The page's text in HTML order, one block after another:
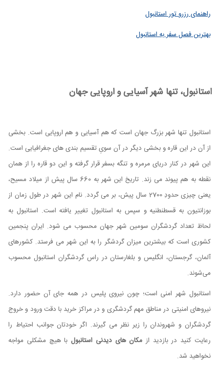
راهنمای رزرو تور استانبول
بهترین فصل سفر به استانبول
استانبول، تنها شهر آسیایی و اروپایی جهان
استانبول تنها شهر بزرگ جهان است که هم آسیایی و هم اروپایی است. بخشی
از آن در این قاره و بخشی دیگر در آن سویِ تقسیم بندی های جغرافیایی است.
این شهر در کنار دریای مرمره و تنگه بسفر قرار گرفته و این دو قاره را از همان
نقطه به هم پیوند می زند. تاریخ این شهر به 660 سال پیش از میلاد مسیح،
یعنی چیزی حدودِ 2700 سال پیش، بر می گردد. نام این شهر در طول زمان از
بوزانتیون به قسطنطنیه و سپس به استانبول تغییر یافته است. استانبول به
لحاظ تعداد گردشگران سومین شهر جهان محسوب می شود. ایران پنجمین
کشوری است که بیشترین میزان گردشگر را به این شهر می فرستد. کشورهای
آلمان، گرجستان، انگلیس و بلغارستان در راس گردشگران استانبول محسوب
می‌شوند.
استانبول شهر امنی است؛ چون نیروی پلیس در همه جای آن حضور دارد.
نیروهای امنیتی در مناطق مهم گردشگری و در مراکز خرید با دقت ورود و خروج
گردشگران و شهروندان را زیر نظر می گیرند. اگر خودتان جوانب احتیاط را
رعایت کنید در بازدید از مکان های دیدنی استانبول با هیچ مشکلی مواجه
نخواهید شد.